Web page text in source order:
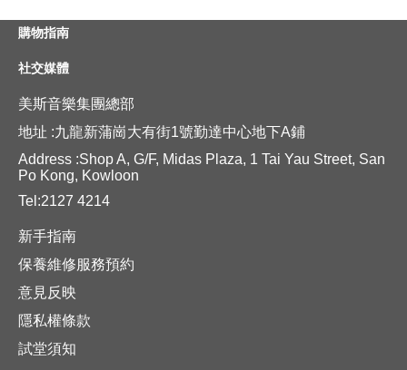
購物指南
社交媒體
美斯音樂集團總部
地址 :九龍新蒲崗大有街1號勤達中心地下A鋪
Address :Shop A, G/F, Midas Plaza, 1 Tai Yau Street, San
Po Kong, Kowloon
Tel:2127 4214
新手指南
保養維修服務預約
意見反映
隱私權條款
試堂須知